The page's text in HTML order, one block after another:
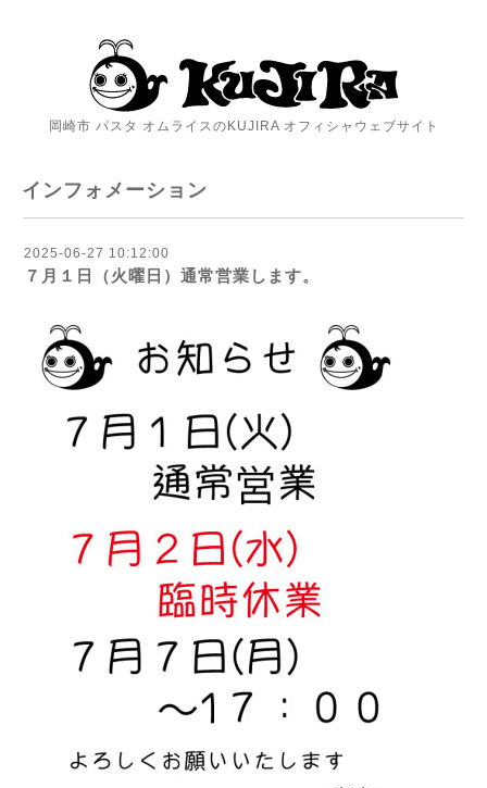
岡崎市 パスタ オムライスのKUJIRA オフィシャウェブサイト
インフォメーション
2025-06-27 10:12:00
７月１日（火曜日）通常営業します。